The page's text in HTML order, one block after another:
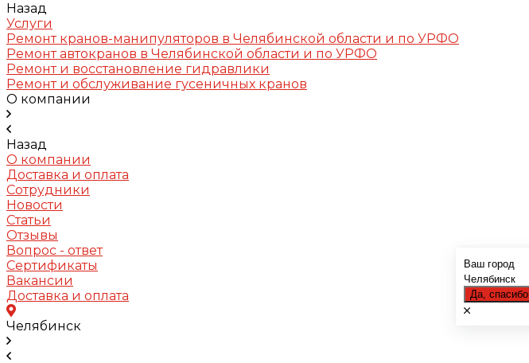
Назад
Услуги
Ремонт кранов-манипуляторов в Челябинской области и по УРФО
Ремонт автокранов в Челябинской области и по УРФО
Ремонт и восстановление гидравлики
Ремонт и обслуживание гусеничных кранов
О компании
Назад
О компании
Доставка и оплата
Сотрудники
Новости
Статьи
Отзывы
Вопрос - ответ
Сертификаты
Вакансии
Доставка и оплата
Челябинск
Ваш город
Челябинск
Да, спасибо